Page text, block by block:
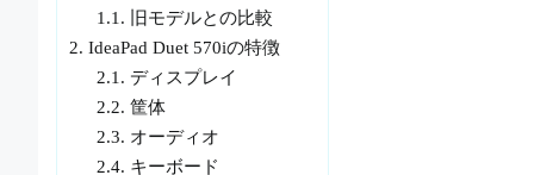
1.1. 旧モデルとの比較
2. IdeaPad Duet 570iの特徴
2.1. ディスプレイ
2.2. 筐体
2.3. オーディオ
2.4. キーボード